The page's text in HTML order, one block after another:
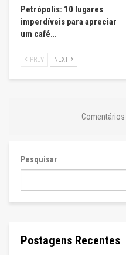
Petrópolis: 10 lugares
imperdíveis para apreciar
um café…
PREV NEXT
Pesquisar
Postagens Recentes